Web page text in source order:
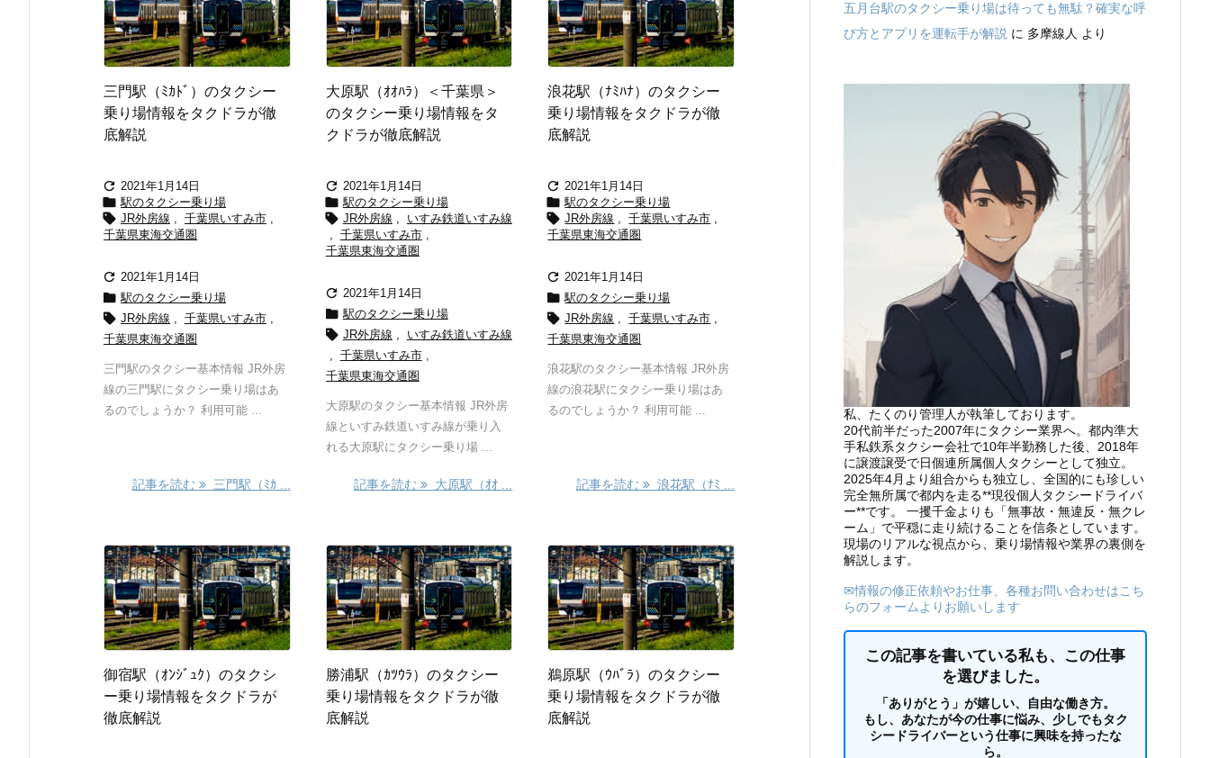
三門駅（ﾐｶﾄﾞ）のタクシー
乗り場情報をタクドラが徹
底解説
 2021年1月14日
 駅のタクシー乗り場
 JR外房線 , 千葉県いすみ市 ,
千葉県東海交通圏
 2021年1月14日
 駅のタクシー乗り場
 JR外房線 , 千葉県いすみ市 ,
千葉県東海交通圏
三門駅のタクシー基本情報 JR外房
線の三門駅にタクシー乗り場はあ
るのでしょうか？ 利用可能 ...
記事を読む 三門駅（ﾐｶ ...
大原駅（ｵｵﾊﾗ）＜千葉県＞
のタクシー乗り場情報をタ
クドラが徹底解説
 2021年1月14日
 駅のタクシー乗り場
 JR外房線 ,
いすみ鉄道いすみ線
, 千葉県いすみ市 ,
千葉県東海交通圏
 2021年1月14日
 駅のタクシー乗り場
 JR外房線 ,
いすみ鉄道いすみ線
, 千葉県いすみ市 ,
千葉県東海交通圏
大原駅のタクシー基本情報 JR外房
線といすみ鉄道いすみ線が乗り入
れる大原駅にタクシー乗り場 ...
記事を読む 大原駅（ｵｵ ...
浪花駅（ﾅﾐﾊﾅ）のタクシー
乗り場情報をタクドラが徹
底解説
 2021年1月14日
 駅のタクシー乗り場
 JR外房線 , 千葉県いすみ市 ,
千葉県東海交通圏
 2021年1月14日
 駅のタクシー乗り場
 JR外房線 , 千葉県いすみ市 ,
千葉県東海交通圏
浪花駅のタクシー基本情報 JR外房
線の浪花駅にタクシー乗り場はあ
るのでしょうか？ 利用可能 ...
記事を読む 浪花駅（ﾅﾐ ...
御宿駅（ｵﾝｼﾞｭｸ）のタクシ
ー乗り場情報をタクドラが
徹底解説
勝浦駅（ｶﾂｳﾗ）のタクシー
乗り場情報をタクドラが徹
底解説
鵜原駅（ｳﾊﾞﾗ）のタクシー
乗り場情報をタクドラが徹
底解説
五月台駅のタクシー乗り場は待っても無駄？確実な呼
び方とアプリを運転手が解説 に 多摩線人 より
私、たくのり管理人が執筆しております。
20代前半だった2007年にタクシー業界へ。都内準大
手私鉄系タクシー会社で10年半勤務した後、2018年
に譲渡譲受で日個連所属個人タクシーとして独立。
2025年4月より組合からも独立し、全国的にも珍しい
完全無所属で都内を走る**現役個人タクシードライバ
ー**です。 一攫千金よりも「無事故・無違反・無クレ
ーム」で平穏に走り続けることを信条としています。
現場のリアルな視点から、乗り場情報や業界の裏側を
解説します。
✉情報の修正依頼やお仕事、各種お問い合わせはこち
らのフォームよりお願いします
この記事を書いている私も、この仕事
を選びました。
「ありがとう」が嬉しい、自由な働き方。
もし、あなたが今の仕事に悩み、少しでもタク
シードライバーという仕事に興味を持ったな
ら。